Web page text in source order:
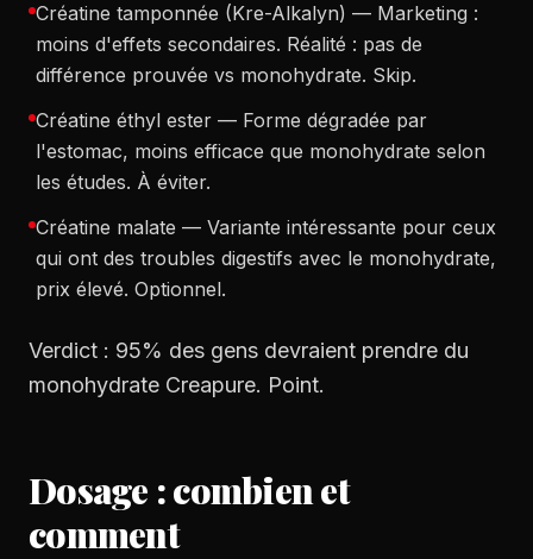
Créatine tamponnée (Kre-Alkalyn) — Marketing :
moins d'effets secondaires. Réalité : pas de
différence prouvée vs monohydrate. Skip.
Créatine éthyl ester — Forme dégradée par
l'estomac, moins efficace que monohydrate selon
les études. À éviter.
Créatine malate — Variante intéressante pour ceux
qui ont des troubles digestifs avec le monohydrate,
prix élevé. Optionnel.
Verdict : 95% des gens devraient prendre du
monohydrate Creapure. Point.
Dosage : combien et
comment